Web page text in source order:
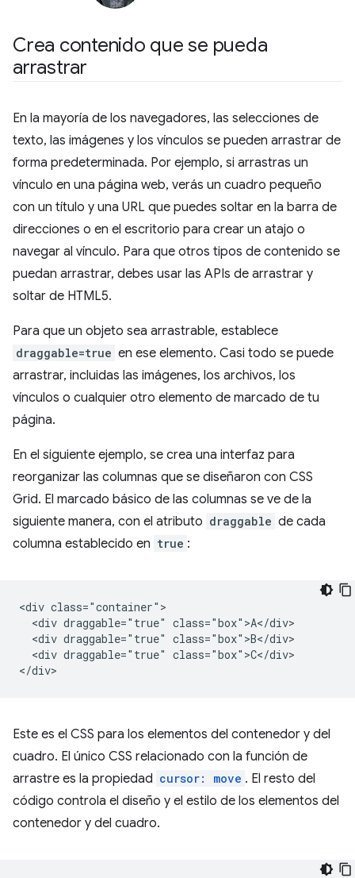
Crea contenido que se pueda
arrastrar
En la mayoría de los navegadores, las selecciones de
texto, las imágenes y los vínculos se pueden arrastrar de
forma predeterminada. Por ejemplo, si arrastras un
vínculo en una página web, verás un cuadro pequeño
con un título y una URL que puedes soltar en la barra de
direcciones o en el escritorio para crear un atajo o
navegar al vínculo. Para que otros tipos de contenido se
puedan arrastrar, debes usar las APIs de arrastrar y
soltar de HTML5.
Para que un objeto sea arrastrable, establece
draggable=true en ese elemento. Casi todo se puede
arrastrar, incluidas las imágenes, los archivos, los
vínculos o cualquier otro elemento de marcado de tu
página.
En el siguiente ejemplo, se crea una interfaz para
reorganizar las columnas que se diseñaron con CSS
Grid. El marcado básico de las columnas se ve de la
siguiente manera, con el atributo draggable de cada
columna establecido en true :
<div class="container">
  <div draggable="true" class="box">A</div>
  <div draggable="true" class="box">B</div>
  <div draggable="true" class="box">C</div>
Este es el CSS para los elementos del contenedor y del
cuadro. El único CSS relacionado con la función de
arrastre es la propiedad cursor: move . El resto del
código controla el diseño y el estilo de los elementos del
contenedor y del cuadro.